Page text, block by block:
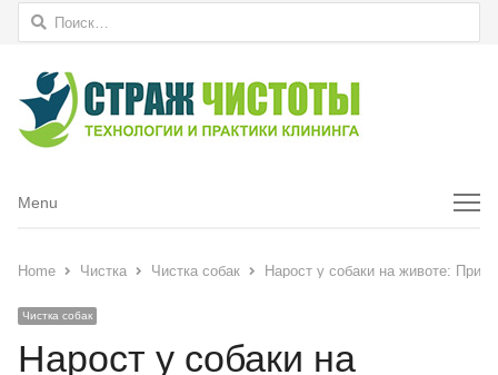
Найти:
Menu
Menu
Home Чистка Чистка собак Нарост у собаки на животе:
Чистка собак
Нарост у собаки на